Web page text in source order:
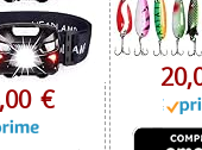
€